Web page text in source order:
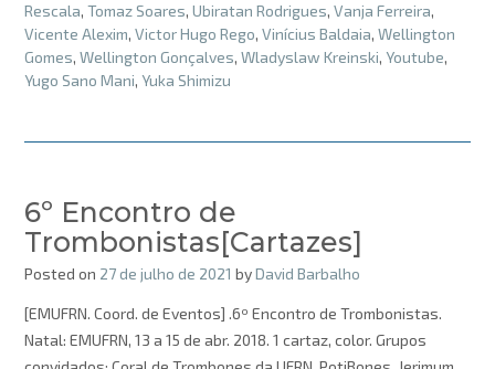
Rescala, Tomaz Soares, Ubiratan Rodrigues, Vanja Ferreira,
Vicente Alexim, Victor Hugo Rego, Vinícius Baldaia, Wellington
Gomes, Wellington Gonçalves, Wladyslaw Kreinski, Youtube,
Yugo Sano Mani, Yuka Shimizu
6º Encontro de
Trombonistas[Cartazes]
Posted on 27 de julho de 2021 byDavid Barbalho
[EMUFRN. Coord. de Eventos] .6º Encontro de Trombonistas.
Natal: EMUFRN, 13 a 15 de abr. 2018. 1 cartaz, color. Grupos